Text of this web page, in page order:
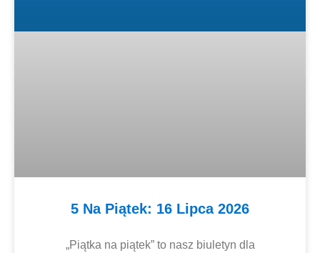
5 Na Piątek: 16 Lipca 2026
„Piątka na piątek” to nasz biuletyn dla